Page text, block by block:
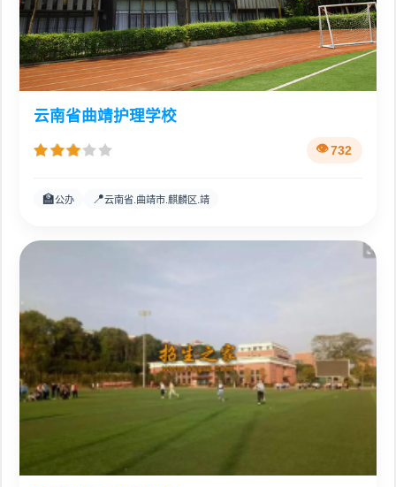
云南省曲靖护理学校
732
🏫公办 📍云南省.曲靖市.麒麟区.靖